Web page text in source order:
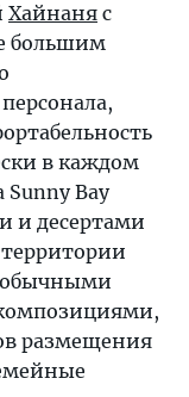
Хайнаня с
большим
в каждом
Sunny Bay
и десертами
размещения